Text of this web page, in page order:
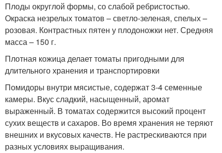
Плоды округлой формы, со слабой ребристостью.
Окраска незрелых томатов – светло-зеленая, спелых –
розовая. Контрастных пятен у плодоножки нет. Средняя
масса – 150 г.
Плотная кожица делает томаты пригодными для
длительного хранения и транспортировки
Помидоры внутри мясистые, содержат 3-4 семенные
камеры. Вкус сладкий, насыщенный, аромат
выраженный. В томатах содержится высокий процент
сухих веществ и сахаров. Во время хранения не теряют
внешних и вкусовых качеств. Не растрескиваются при
разных условиях выращивания.